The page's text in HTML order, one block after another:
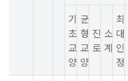
기
초
교
양
균
형
교
양
진
로
소
계
최
대
인
정